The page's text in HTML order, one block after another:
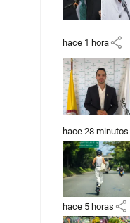
hace 1 hora share
hace 28 minutos
hace 5 horas share